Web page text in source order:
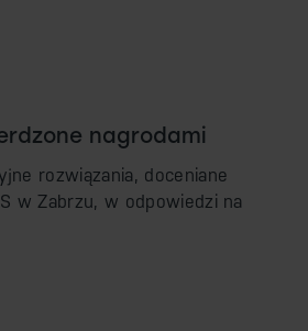
nagrodami
rozwiązania, doceniane
w Zabrzu, w odpowiedzi na